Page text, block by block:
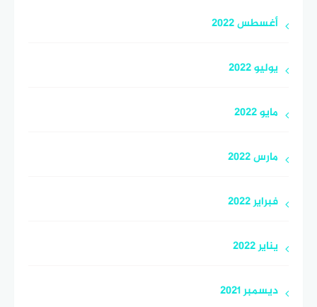
أغسطس 2022
يوليو 2022
مايو 2022
مارس 2022
فبراير 2022
يناير 2022
ديسمبر 2021